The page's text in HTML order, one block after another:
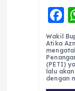
F
a
c
e
b
Wakil
Atika
(PETI)
lalu
dengan